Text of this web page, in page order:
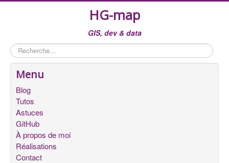
HG-map
GIS, dev & data
Rechercher
Menu
Blog
Tutos
Astuces
GitHub
À propos de moi
Réalisations
Contact